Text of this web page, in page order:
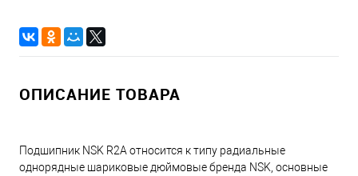
ОПИСАНИЕ ТОВАРА
Подшипник NSK R2A относится к типу радиальные
однорядные шариковые дюймовые бренда NSK, основные